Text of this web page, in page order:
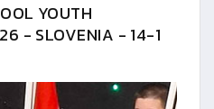
YOUTH
- SLOVENIA - 14-1